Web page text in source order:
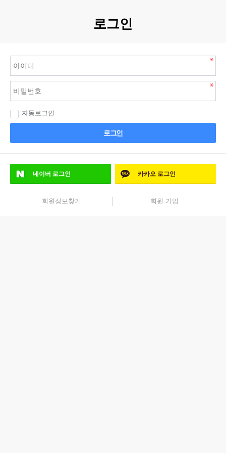
로그인
자동로그인
로그인
네이버 로그인 카카오 로그인
회원정보찾기 회원 가입